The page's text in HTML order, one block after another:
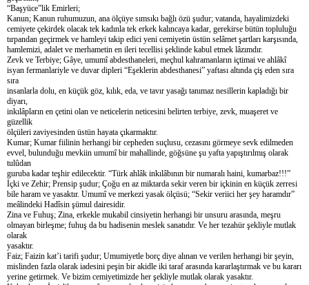
“Başyüce”lik Emirleri;
Kanun; Kanun ruhumuzun, ana ölçüye sımsıkı bağlı özü şudur; vatanda, hayalimizdeki
cemiyete çekirdek olacak tek kadınla tek erkek kalıncaya kadar, gerekirse bütün topluluğu
tırpandan geçirmek ve hamleyi takip edici yeni cemiyetin üstün selâmet şartları karşısında,
hamlemizi, adalet ve merhametin en ileri tecellisi şeklinde kabul etmek lâzımdır.
Zevk ve Terbiye; Gâye, umumî abdesthaneleri, meçhul kahramanların içtimai ve ahlâkî
isyan fermanlariyle ve duvar dipleri “Eşeklerin abdesthanesi” yaftası altında çiş eden sıra
sıra
insanlarla dolu, en küçük göz, kılık, eda, ve tavır yasağı tanımaz nesillerin kapladığı bir
diyarı,
inkılâpların en çetini olan ve neticelerin neticesini belirten terbiye, zevk, muaşeret ve
güzellik
ölçüleri zaviyesinden üstün hayata çıkarmaktır.
Kumar; Kumar fiilinin herhangi bir cepheden suçlusu, cezasını görmeye sevk edilmeden
evvel, bulunduğu mevkiin umumî bir mahallinde, göğsüne şu yafta yapıştırılmış olarak
tulûdan
guruba kadar teşhir edilecektir. “Türk ahlâk inkılâbının bir numaralı haini, kumarbaz!!!”
İçki ve Zehir; Prensip şudur; Çoğu en az miktarda sekir veren bir içkinin en küçük zerresi
bile haram ve yasaktır. Umumî ve merkezi yasak ölçüsü; “Sekir veriici her şey haramdır”
meâlindeki Hadîsin şümul dairesidir.
Zina ve Fuhuş; Zina, erkekle mukabil cinsiyetin herhangi bir unsuru arasında, meşru
olmayan birleşme; fuhuş da bu hadisenin meslek sanatıdır. Ve her tezahür şekliyle mutlak
olarak
yasaktır.
Faiz; Faizin kat’i tarifi şudur; Umumiyetle borç diye alınan ve verilen herhangi bir şeyin,
mislinden fazla olarak iadesini peşin bir akidle iki taraf arasında kararlaştırmak ve bu kararı
yerine getirmek. Ve bizim cemiyetimizde her şekliyle mutlak olarak yasaktır.